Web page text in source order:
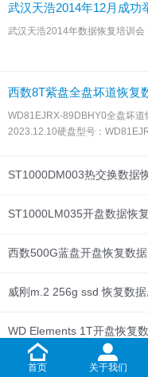
武汉天浩2014年12月成功
武汉天浩2014年数据恢复培训会
西数8T紫盘全盘坏道恢复
WD81EJRX-89DBHY0全盘坏道
2023.12.10硬盘型号：WD81EJRX-89DBHY0 SN：
ST1000DM003热交换数据
ST1000LM035开盘数据恢
西数500G蓝盘开盘恢复数
威刚m.2 256g ssd 恢复数据
WD Elements 1T开盘恢复
WD My Passport 2T开盘恢
首页 关于我们
在线留言